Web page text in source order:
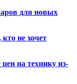
для новых
не хочет
на технику из-